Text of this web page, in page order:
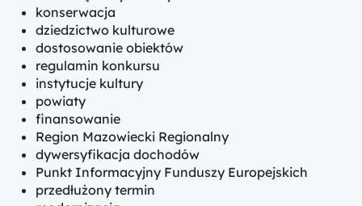
konserwacja
dziedzictwo kulturowe
dostosowanie obiektów
regulamin konkursu
instytucje kultury
powiaty
finansowanie
Region Mazowiecki Regionalny
dywersyfikacja dochodów
Punkt Informacyjny Funduszy Europejskich
przedłużony termin